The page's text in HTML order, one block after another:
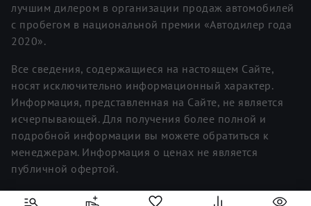
лучшим дилером в организации продаж автомобилей
с пробегом в национальной премии «Автодилер года
2020».
Все сведения, содержащиеся на настоящем Сайте,
носят исключительно информационный характер.
Информация, представленная на Сайте, не является
исчерпывающей. Для получения более полной и
подробной информации вы можете обратиться к
менеджерам. Информация о ценах не является
публичной офертой.